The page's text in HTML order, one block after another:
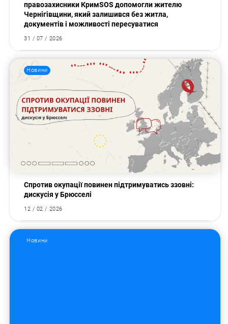
правозахисники КримSOS допомогли жителю
Чернігівщини, який залишився без житла,
документів і можливості пересуватися
31 / 07 / 2026
Новини
Спротив окупації повинен підтримуватись ззовні:
дискусія у Брюсселі
12 / 02 / 2026
Новини